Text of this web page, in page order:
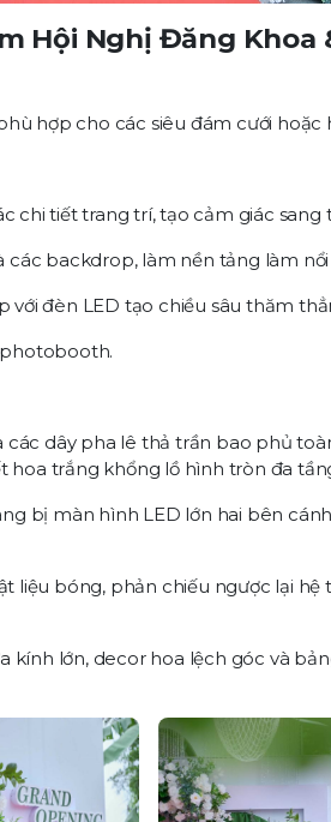
Hội Nghị Đăng Khoa
hợp cho các siêu đám cưới hoặc
tiết trang trí, tạo cảm giác sang
backdrop, làm nền tảng làm
với đèn LED tạo chiều sâu thăm
dây pha lê thả trần bao phủ
trắng khổng lồ hình tròn đa
bị màn hình LED lớn hai bên
liệu bóng, phản chiếu ngược lại
kính lớn, decor hoa lệch góc và